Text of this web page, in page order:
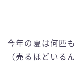
今年の夏は何匹
（売るほどいる